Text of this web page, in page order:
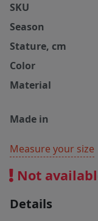
SKU
Season
Stature, cm
Color
Material
Made in
Measure your size
Not
Details